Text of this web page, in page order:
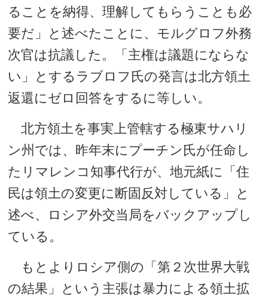
ることを納得、理解してもらうことも必
要だ」と述べたことに、モルグロフ外務
次官は抗議した。「主権は議題にならな
い」とするラブロフ氏の発言は北方領土
返還にゼロ回答をするに等しい。
北方領土を事実上管轄する極東サハリ
ン州では、昨年末にプーチン氏が任命し
たリマレンコ知事代行が、地元紙に「住
民は領土の変更に断固反対している」と
述べ、ロシア外交当局をバックアップし
ている。
もとよりロシア側の「第２次世界大戦
の結果」という主張は暴力による領土拡